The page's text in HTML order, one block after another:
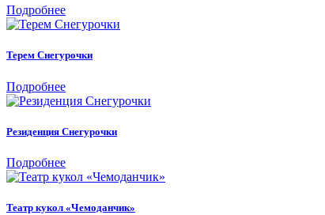
Подробнее
Терем Снегурочки
Подробнее
Резиденция Снегурочки
Подробнее
Театр кукол «Чемоданчик»